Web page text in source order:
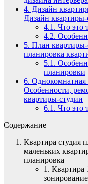
4. Дизайн
Дизайн
4.1. Что это
4.2.
5. План
планировка
5.1.
планировки
6. Однокомнатная
Особенности,
квартиры-студии
6.1. Что это
Содержание
Квартира студия
маленьких
планировка
1.